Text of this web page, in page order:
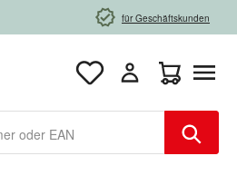
für Geschäftskunden